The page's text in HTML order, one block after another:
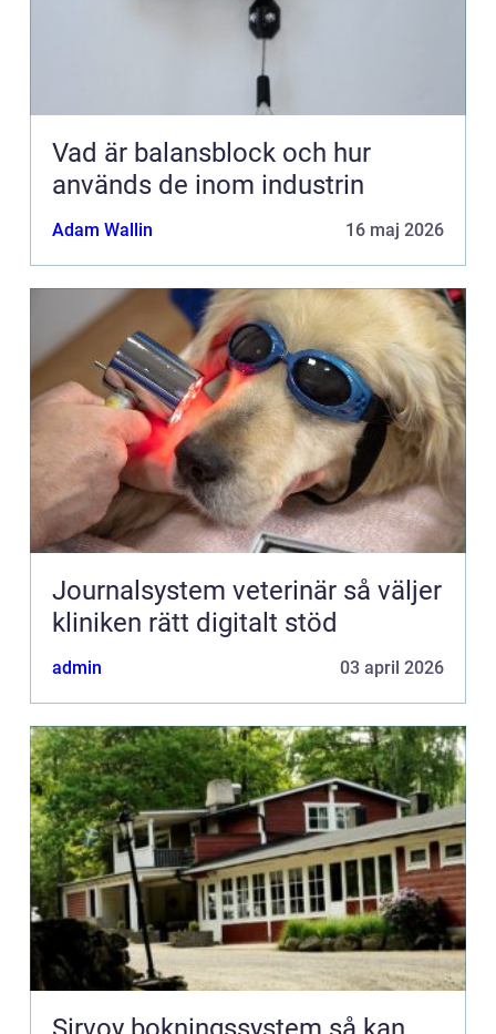
Vad är balansblock och hur
används de inom industrin
Adam Wallin 16 maj 2026
Journalsystem veterinär så väljer
kliniken rätt digitalt stöd
admin 03 april 2026